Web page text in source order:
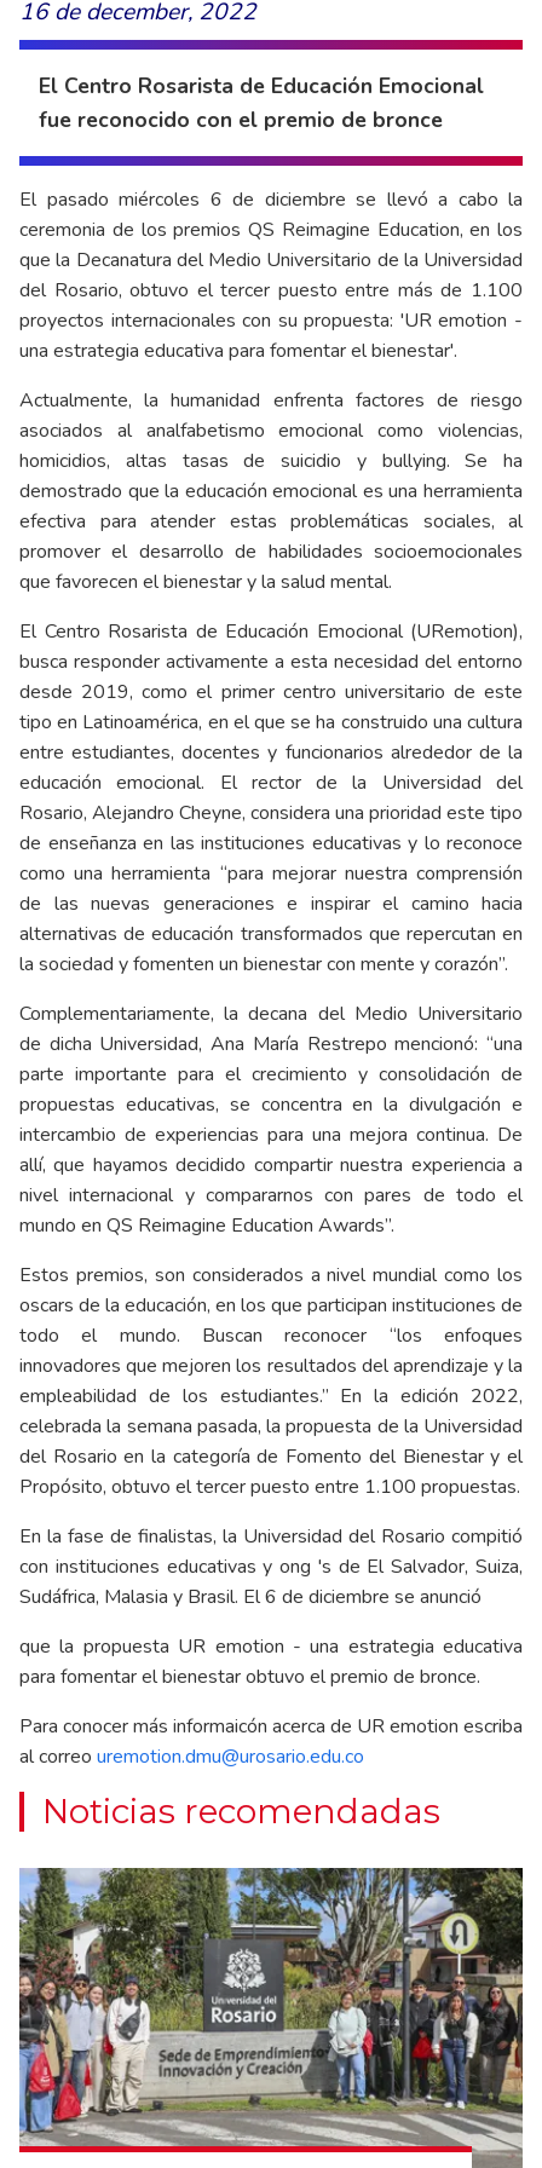
16 de december, 2022
El Centro Rosarista de Educación Emocional
fue reconocido con el premio de bronce
El pasado miércoles 6 de diciembre se llevó a cabo la
ceremonia de los premios QS Reimagine Education, en los
que la Decanatura del Medio Universitario de la Universidad
del Rosario, obtuvo el tercer puesto entre más de 1.100
proyectos internacionales con su propuesta: 'UR emotion -
una estrategia educativa para fomentar el bienestar'.
Actualmente, la humanidad enfrenta factores de riesgo
asociados al analfabetismo emocional como violencias,
homicidios, altas tasas de suicidio y bullying. Se ha
demostrado que la educación emocional es una herramienta
efectiva para atender estas problemáticas sociales, al
promover el desarrollo de habilidades socioemocionales
que favorecen el bienestar y la salud mental.
El Centro Rosarista de Educación Emocional (URemotion),
busca responder activamente a esta necesidad del entorno
desde 2019, como el primer centro universitario de este
tipo en Latinoamérica, en el que se ha construido una cultura
entre estudiantes, docentes y funcionarios alrededor de la
educación emocional. El rector de la Universidad del
Rosario, Alejandro Cheyne, considera una prioridad este tipo
de enseñanza en las instituciones educativas y lo reconoce
como una herramienta “para mejorar nuestra comprensión
de las nuevas generaciones e inspirar el camino hacia
alternativas de educación transformados que repercutan en
la sociedad y fomenten un bienestar con mente y corazón”.
Complementariamente, la decana del Medio Universitario
de dicha Universidad, Ana María Restrepo mencionó: “una
parte importante para el crecimiento y consolidación de
propuestas educativas, se concentra en la divulgación e
intercambio de experiencias para una mejora continua. De
allí, que hayamos decidido compartir nuestra experiencia a
nivel internacional y compararnos con pares de todo el
mundo en QS Reimagine Education Awards”.
Estos premios, son considerados a nivel mundial como los
oscars de la educación, en los que participan instituciones de
todo el mundo. Buscan reconocer “los enfoques
innovadores que mejoren los resultados del aprendizaje y la
empleabilidad de los estudiantes.” En la edición 2022,
celebrada la semana pasada, la propuesta de la Universidad
del Rosario en la categoría de Fomento del Bienestar y el
Propósito, obtuvo el tercer puesto entre 1.100 propuestas.
En la fase de finalistas, la Universidad del Rosario compitió
con instituciones educativas y ong 's de El Salvador, Suiza,
Sudáfrica, Malasia y Brasil. El 6 de diciembre se anunció
que la propuesta UR emotion - una estrategia educativa
para fomentar el bienestar obtuvo el premio de bronce.
Para conocer más informaicón acerca de UR emotion escriba
al correo uremotion.dmu@urosario.edu.co
Noticias recomendadas